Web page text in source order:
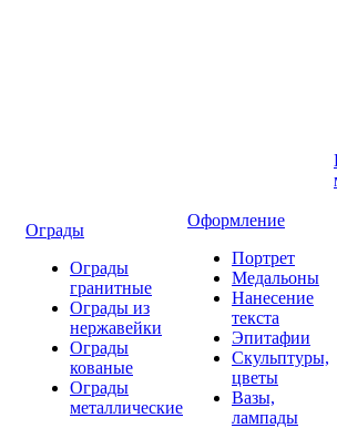
Ограды
Ограды
гранитные
Ограды из
нержавейки
Ограды
кованые
Ограды
металлические
Оформление
Портрет
Медальоны
Нанесение
текста
Эпитафии
Скульптуры,
цветы
Вазы,
лампады